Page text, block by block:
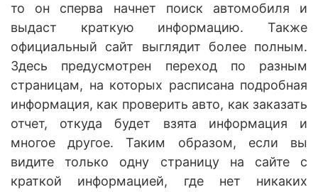
то он сперва начнет поиск автомобиля и
выдаст краткую информацию. Также
официальный сайт выглядит более полным.
Здесь предусмотрен переход по разным
страницам, на которых расписана подробная
информация, как проверить авто, как заказать
отчет, откуда будет взята информация и
многое другое. Таким образом, если вы
видите только одну страницу на сайте с
краткой информацией, где нет никаких